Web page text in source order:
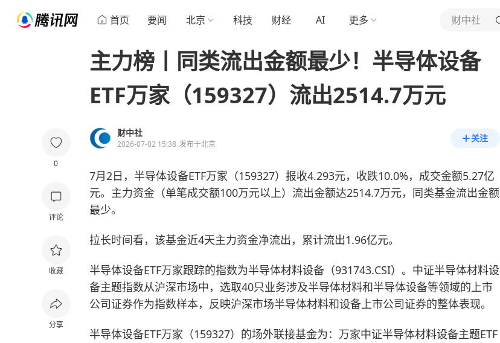
首页 要闻 北京 科技 财经 AI 更多 财中社
0
评论
收藏
分享
主力榜丨同类流出金额最少！半导体设备
ETF万家（159327）流出2514.7万元
财中社
2026-07-02 15:38 发布于北京
关注
7月2日，半导体设备ETF万家（159327）报收4.293元，收跌10.0%，成交金额5.27亿
元。主力资金（单笔成交额100万元以上）流出金额达2514.7万元，同类基金流出金额
最少。
拉长时间看，该基金近4天主力资金净流出，累计流出1.96亿元。
半导体设备ETF万家跟踪的指数为半导体材料设备（931743.CSI）。中证半导体材料设
备主题指数从沪深市场中，选取40只业务涉及半导体材料和半导体设备等领域的上市
公司证券作为指数样本，反映沪深市场半导体材料和设备上市公司证券的整体表现。
半导体设备ETF万家（159327）的场外联接基金为：万家中证半导体材料设备主题ETF